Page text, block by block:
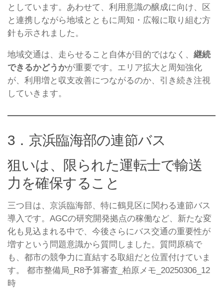
としています。あわせて、利用意識の醸成に向け、区
と連携しながら地域とともに周知・広報に取り組む方
針も示されました。
地域交通は、走らせること自体が目的ではなく、 継続
できるかどうかが重要です。エリア拡大と周知強化
が、利用増と収支改善につながるのか、引き続き注視
していきます。
3．京浜臨海部の連節バス
狙いは、限られた運転士で輸送
力を確保すること
三つ目は、京浜臨海部、特に鶴見区に関わる連節バス
導入です。AGCの研究開発拠点の稼働など、新たな変
化も見込まれる中で、今後さらにバス交通の重要性が
増すという問題意識から質問しました。質問原稿で
も、都市の競争力に直結する取組だと位置付けていま
す。 都市整備局_R8予算審査_柏原メモ_20250306_12
時